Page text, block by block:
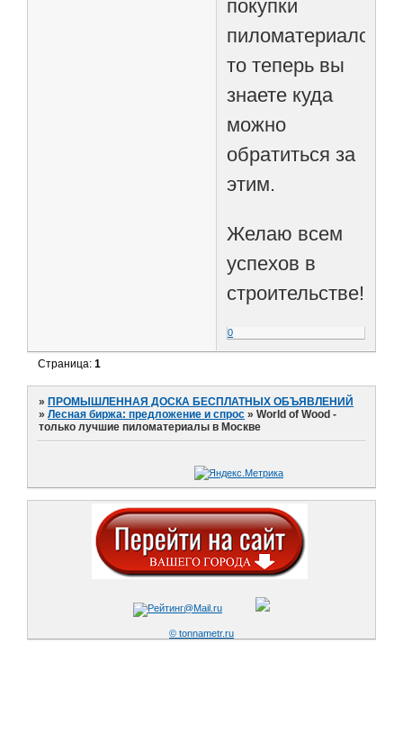
покупки
пиломатериалов,
то теперь вы
знаете куда
можно
обратиться за
этим.
Желаю всем
успехов в
строительстве!
0
Страница:1
» ПРОМЫШЛЕННАЯ ДОСКА БЕСПЛАТНЫХ ОБЪЯВЛЕНИЙ
»Лесная биржа: предложение и спрос »World of Wood -
только лучшие пиломатериалы в Москве
© tonnametr.ru